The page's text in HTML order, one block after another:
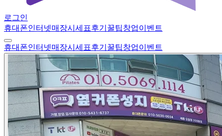
로그인
휴대폰인터넷매장시세표후기 꿀팁창업이벤트
휴대폰인터넷매장시세표후기 꿀팁창업이벤트